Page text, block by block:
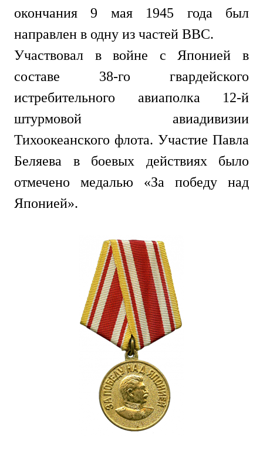
окончания 9 мая 1945 года был
направлен в одну из частей ВВС.
Участвовал в войне с Японией в
составе 38-го гвардейского
истребительного авиаполка 12-й
штурмовой авиадивизии
Тихоокеанского флота. Участие Павла
Беляева в боевых действиях было
отмечено медалью «За победу над
Японией».